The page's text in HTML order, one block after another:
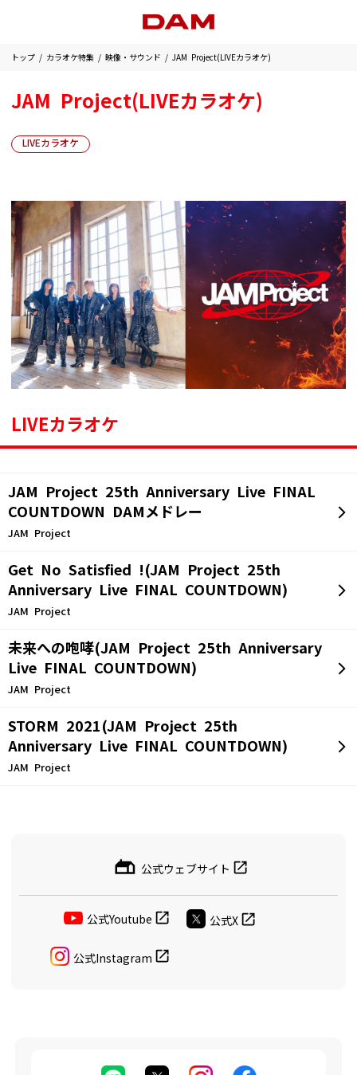
トップ カラオケ特集 映像・サウンド JAM Project(LIVEカラオケ)
JAM Project(LIVEカラオケ)
LIVEカラオケ
LIVEカラオケ
JAM Project 25th Anniversary Live FINAL
COUNTDOWN DAMメドレー
JAM Project
Get No Satisfied !(JAM Project 25th
Anniversary Live FINAL COUNTDOWN)
JAM Project
未来への咆哮(JAM Project 25th Anniversary
Live FINAL COUNTDOWN)
JAM Project
STORM 2021(JAM Project 25th
Anniversary Live FINAL COUNTDOWN)
JAM Project
公式ウェブサイト
公式Youtube 公式X
公式Instagram